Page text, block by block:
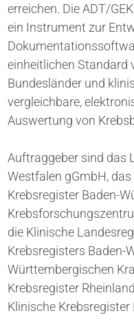
erreichen. Die ADT/
ein Instrument zur
einheitlichen Standard
Bundesländer und
vergleichbare,
Auswertung von
Auftraggeber sind das
Westfalen gGmbH,
Krebsregister Baden-
die Klinische
Krebsregisters Baden-
Württembergischen
Krebsregister
Klinische Krebsregister